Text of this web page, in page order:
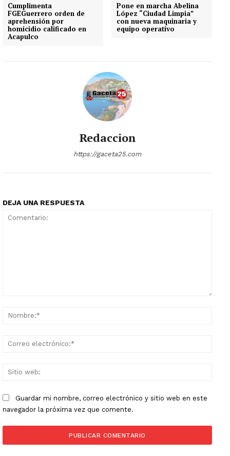
Cumplimenta
FGEGuerrero orden de
aprehensión por
homicidio calificado en
Acapulco
Pone en marcha Abelina
López “Ciudad Limpia”
con nueva maquinaria y
equipo operativo
Redaccion
https://gaceta25.com
DEJA UNA RESPUESTA
Guardar mi nombre, correo electrónico y sitio web en este
navegador la próxima vez que comente.